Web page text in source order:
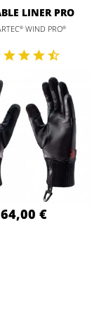
LINER PRO
®WIND PRO®
64,00 €